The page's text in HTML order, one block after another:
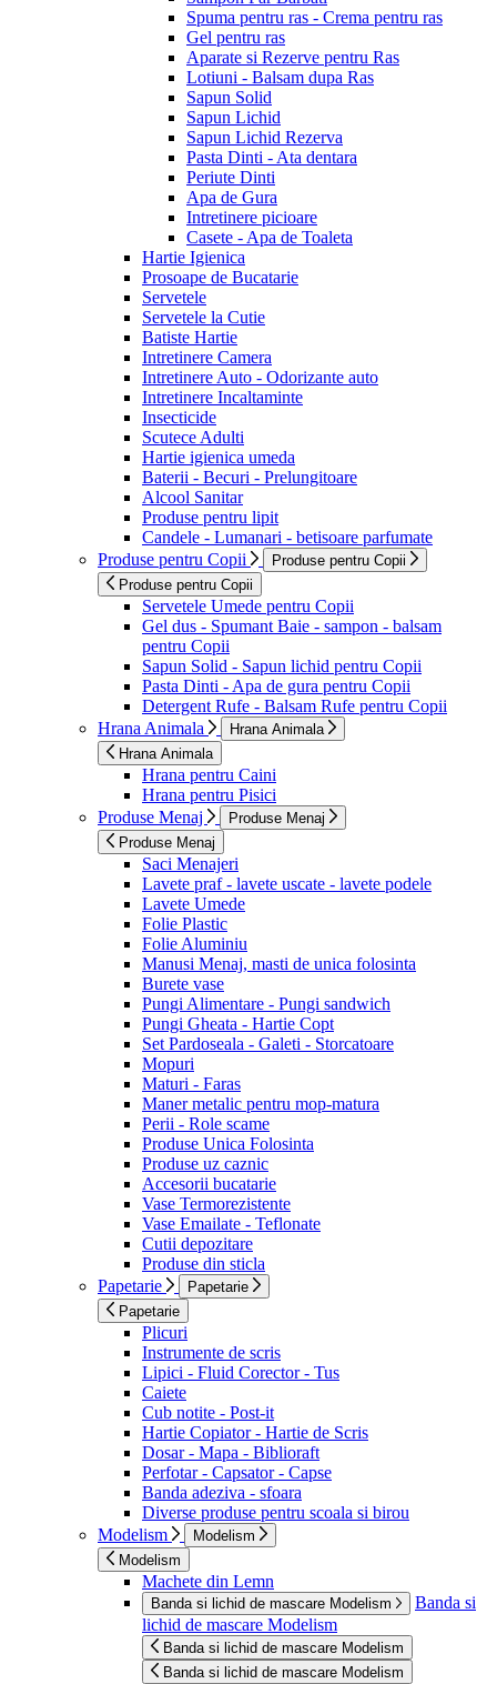
Spuma pentru ras - Crema pentru ras
Gel pentru ras
Aparate si Rezerve pentru Ras
Lotiuni - Balsam dupa Ras
Sapun Solid
Sapun Lichid
Sapun Lichid Rezerva
Pasta Dinti - Ata dentara
Periute Dinti
Apa de Gura
Intretinere picioare
Casete - Apa de Toaleta
Hartie Igienica
Prosoape de Bucatarie
Servetele
Servetele la Cutie
Batiste Hartie
Intretinere Camera
Intretinere Auto - Odorizante auto
Intretinere Incaltaminte
Insecticide
Scutece Adulti
Hartie igienica umeda
Baterii - Becuri - Prelungitoare
Alcool Sanitar
Produse pentru lipit
Candele - Lumanari - betisoare parfumate
Produse pentru Copii
Produse pentru Copii
Produse pentru Copii
Servetele Umede pentru Copii
Gel dus - Spumant Baie - sampon - balsam
pentru Copii
Sapun Solid - Sapun lichid pentru Copii
Pasta Dinti - Apa de gura pentru Copii
Detergent Rufe - Balsam Rufe pentru Copii
Hrana Animala
Hrana Animala
Hrana Animala
Hrana pentru Caini
Hrana pentru Pisici
Produse Menaj
Produse Menaj
Produse Menaj
Saci Menajeri
Lavete praf - lavete uscate - lavete podele
Lavete Umede
Folie Plastic
Folie Aluminiu
Manusi Menaj, masti de unica folosinta
Burete vase
Pungi Alimentare - Pungi sandwich
Pungi Gheata - Hartie Copt
Set Pardoseala - Galeti - Storcatoare
Mopuri
Maturi - Faras
Maner metalic pentru mop-matura
Perii - Role scame
Produse Unica Folosinta
Produse uz caznic
Accesorii bucatarie
Vase Termorezistente
Vase Emailate - Teflonate
Cutii depozitare
Produse din sticla
Papetarie
Papetarie
Papetarie
Plicuri
Instrumente de scris
Lipici - Fluid Corector - Tus
Caiete
Cub notite - Post-it
Hartie Copiator - Hartie de Scris
Dosar - Mapa - Biblioraft
Perfotar - Capsator - Capse
Banda adeziva - sfoara
Diverse produse pentru scoala si birou
Modelism
Modelism
Modelism
Machete din Lemn
Banda si lichid de mascare Modelism
Banda si
lichid de mascare Modelism
Banda si lichid de mascare Modelism
Banda si lichid de mascare Modelism